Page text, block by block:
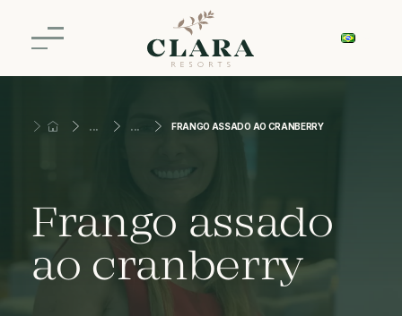
FRANGO ASSADO AO CRANBERRY
Frango assado
ao cranberry